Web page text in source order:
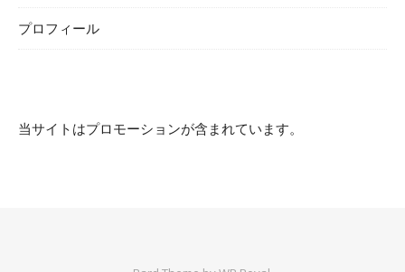
プロフィール
当サイトはプロモーションが含まれています。